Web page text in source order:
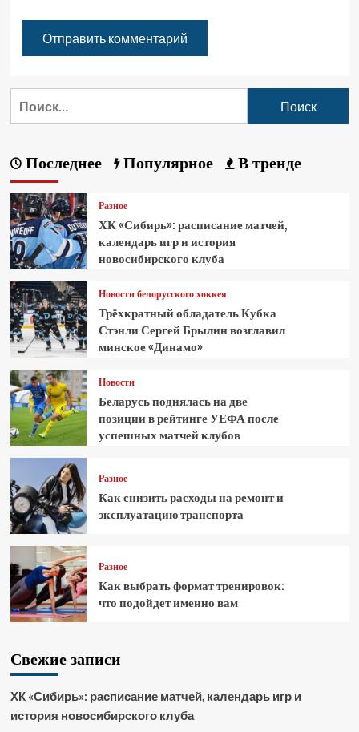
Последнее Популярное В тренде
Разное
ХК «Сибирь»: расписание матчей,
календарь игр и история
новосибирского клуба
Новости белорусского хоккея
Трёхкратный обладатель Кубка
Стэнли Сергей Брылин возглавил
минское «Динамо»
Новости
Беларусь поднялась на две
позиции в рейтинге УЕФА после
успешных матчей клубов
Разное
Как снизить расходы на ремонт и
эксплуатацию транспорта
Разное
Как выбрать формат тренировок:
что подойдет именно вам
Свежие записи
ХК «Сибирь»: расписание матчей, календарь игр и
история новосибирского клуба